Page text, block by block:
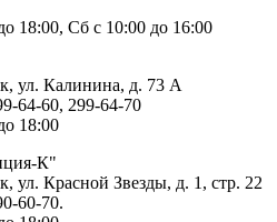
18:00, Сб с 10:00 до 16:00
ул. Калинина, д. 73 А
64-60, 299-64-70
18:00
К"
ул. Красной Звезды, д. 1, стр. 22
60-70.